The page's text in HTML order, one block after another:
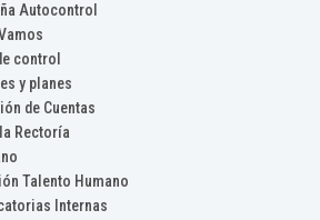
Autocontrol
control
y planes
de Cuentas
Rectoría
Talento Humano
Internas